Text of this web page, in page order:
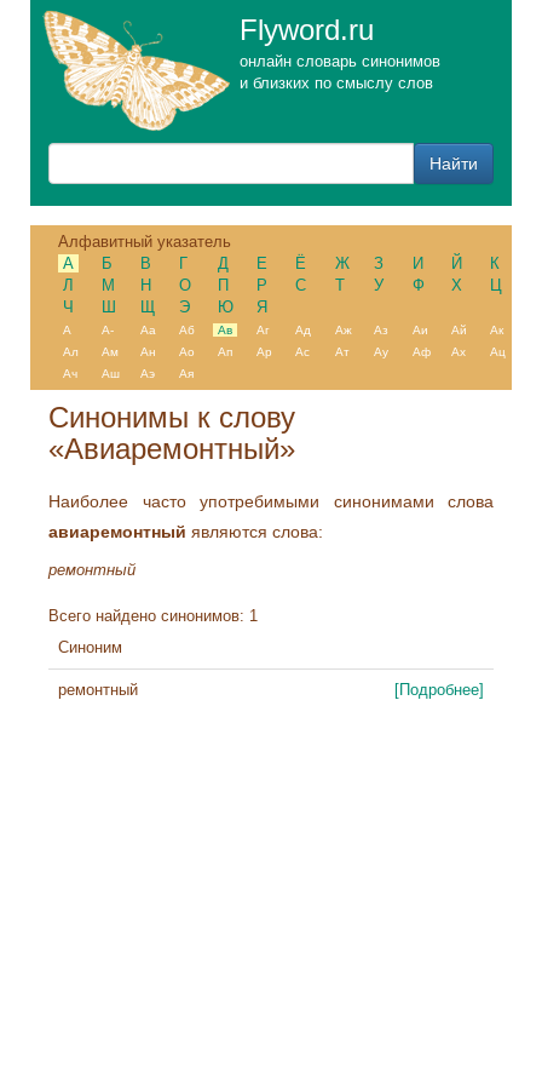
Flyword.ru
онлайн словарь синонимов
и близких по смыслу слов
Алфавитный указатель
А
Б В Г Д Е Ё Ж З И Й
К
Л
М Н О П Р С Т У Ф Х
Ц
Ч
Ш Щ Э Ю Я
А А- Аа Аб Ав Аг Ад Аж Аз Аи Ай
Ак
Ал
Ам Ан Ао Ап Ар Ас Ат Ау Аф Ах
Ац
Ач
Аш Аэ Ая
Синонимы к слову
«Авиаремонтный»
Наиболее часто употребимыми синонимами слова
авиаремонтный являются слова:
ремонтный
Всего найдено синонимов: 1
Синоним
ремонтный [Подробнее]